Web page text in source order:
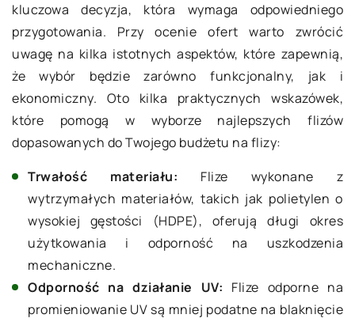
kluczowa decyzja, która wymaga odpowiedniego
przygotowania. Przy ocenie ofert warto zwrócić
uwagę na kilka istotnych aspektów, które zapewnią,
że wybór będzie zarówno funkcjonalny, jak i
ekonomiczny. Oto kilka praktycznych wskazówek,
które pomogą w wyborze najlepszych flizów
dopasowanych do Twojego budżetu na flizy:
Trwałość materiału: Flize wykonane z
wytrzymałych materiałów, takich jak polietylen o
wysokiej gęstości (HDPE), oferują długi okres
użytkowania i odporność na uszkodzenia
mechaniczne.
Odporność na działanie UV: Flize odporne na
promieniowanie UV są mniej podatne na blaknięcie